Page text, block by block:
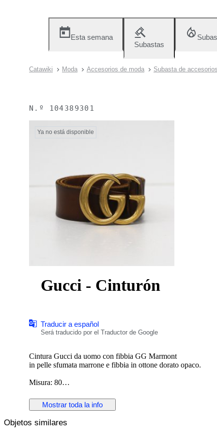
Esta semana
Subastas
Catawiki Moda Accesorios de moda Subasta de
N.º 104389301
Ya no está disponible
Gucci - Cinturón
Traducir a español
Será traducido por el Traductor de Google
Cintura Gucci da uomo con fibbia GG Marmont
in pelle sfumata marrone e fibbia in ottone dorato opaco.
Misura: 80
Made in Italy.
Tutti i dettagli sono come da foto.
Mostrar toda la info
Objetos similares